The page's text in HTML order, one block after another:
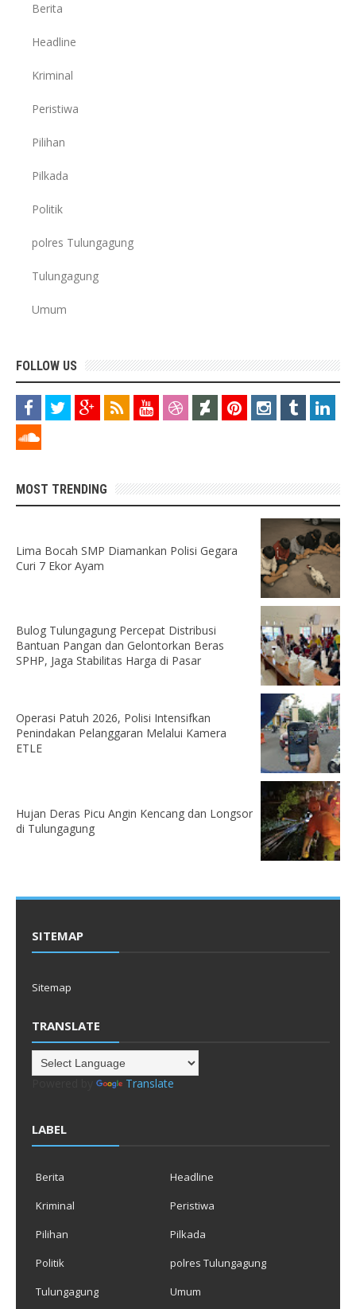
Berita
Headline
Kriminal
Peristiwa
Pilihan
Pilkada
Politik
polres Tulungagung
Tulungagung
Umum
FOLLOW US
MOST TRENDING
Lima Bocah SMP Diamankan Polisi Gegara
Curi 7 Ekor Ayam
Bulog Tulungagung Percepat Distribusi
Bantuan Pangan dan Gelontorkan Beras
SPHP, Jaga Stabilitas Harga di Pasar
Operasi Patuh 2026, Polisi Intensifkan
Penindakan Pelanggaran Melalui Kamera
ETLE
Hujan Deras Picu Angin Kencang dan Longsor
di Tulungagung
SITEMAP
Sitemap
TRANSLATE
Translate
LABEL
Berita
Headline
Kriminal
Peristiwa
Pilihan
Pilkada
Politik
polres Tulungagung
Tulungagung
Umum